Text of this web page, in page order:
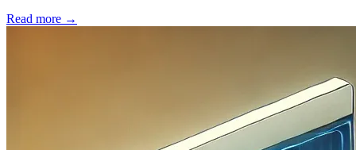
Read more →